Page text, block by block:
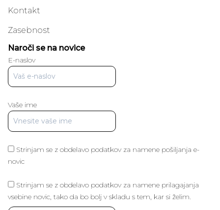
Kontakt
Zasebnost
Naroči se na novice
E-naslov
Vaše ime
Strinjam se z obdelavo podatkov za namene pošiljanja e-
novic
Strinjam se z obdelavo podatkov za namene prilagajanja
vsebine novic, tako da bo bolj v skladu s tem, kar si želim.